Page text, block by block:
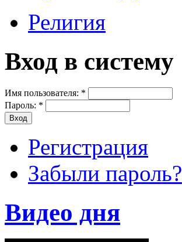
Религия
Вход в систему
Имя пользователя: *
Пароль: *
Регистрация
Забыли пароль?
Видео дня